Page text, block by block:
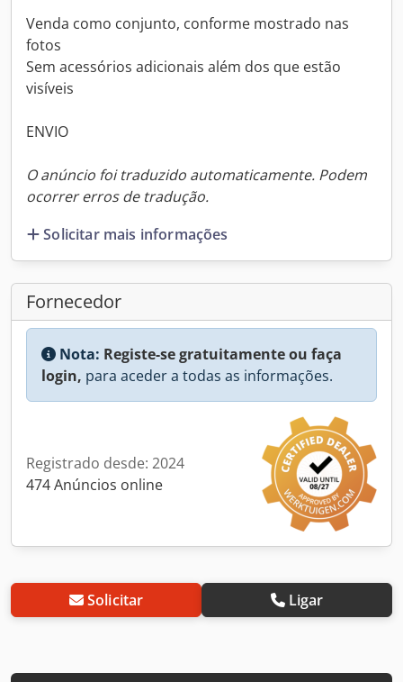
Venda como conjunto, conforme mostrado nas
fotos
Sem acessórios adicionais além dos que estão
visíveis
ENVIO
O anúncio foi traduzido automaticamente. Podem
ocorrer erros de tradução.
Solicitar mais informações
Fornecedor
Nota: Registe-se gratuitamente ou faça
login, para aceder a todas as informações.
Registrado desde: 2024
474 Anúncios online
Solicitar Ligar